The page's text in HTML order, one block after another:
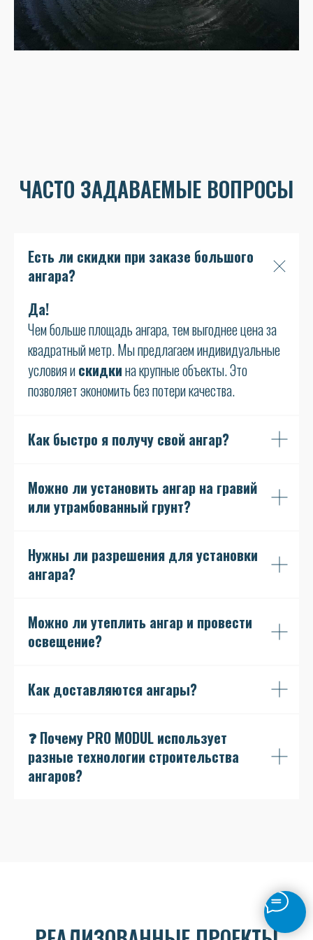
ЧАСТО ЗАДАВАЕМЫЕ ВОПРОСЫ
Есть ли скидки при заказе большого
ангара?
Да!
Чем больше площадь ангара, тем выгоднее цена за
квадратный метр. Мы предлагаем индивидуальные
условия искидкина крупные объекты. Это
позволяет экономить без потери качества.
Как быстро я получу свой ангар?
Можно ли установить ангар на гравий
или утрамбованный грунт?
Нужны ли разрешения для установки
ангара?
Можно ли утеплить ангар и провести
освещение?
Как доставляются ангары?
❓ Почему PRO MODUL использует
разные технологии строительства
ангаров?